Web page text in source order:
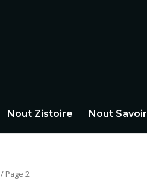
Nout Zistoire Nout Savoir
/ Page 2